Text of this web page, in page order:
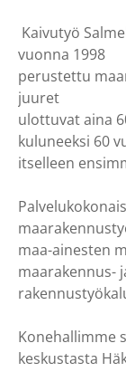
Kaivutyö
vuonna 1998
perustettu
juuret
ulottuvat aina
kuluneeksi 60
itselleen
maa-ainesten
maarakennus-
Konehallimme
keskustasta